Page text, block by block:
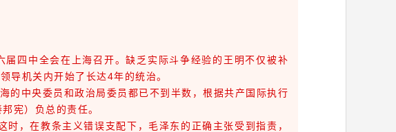
四中全会在上海召开。缺乏实际斗争经验的王明不仅被补
导机关内开始了长达4年的统治。
中央委员和政治局委员都已不到半数，根据共产国际执行
宪）负总的责任。
，在教条主义错误支配下，毛泽东的正确主张受到指责，